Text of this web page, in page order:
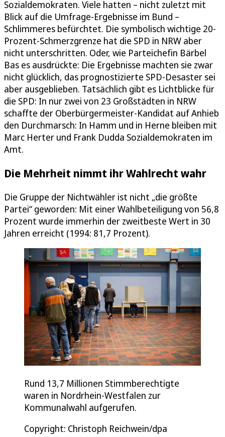
Sozialdemokraten. Viele hatten – nicht zuletzt mit
Blick auf die Umfrage-Ergebnisse im Bund –
Schlimmeres befürchtet. Die symbolisch wichtige 20-
Prozent-Schmerzgrenze hat die SPD in NRW aber
nicht unterschritten. Oder, wie Parteichefin Bärbel
Bas es ausdrückte: Die Ergebnisse machten sie zwar
nicht glücklich, das prognostizierte SPD-Desaster sei
aber ausgeblieben. Tatsächlich gibt es Lichtblicke für
die SPD: In nur zwei von 23 Großstädten in NRW
schaffte der Oberbürgermeister-Kandidat auf Anhieb
den Durchmarsch: In Hamm und in Herne bleiben mit
Marc Herter und Frank Dudda Sozialdemokraten im
Amt.
Die Mehrheit nimmt ihr Wahlrecht wahr
Die Gruppe der Nichtwähler ist nicht „die größte
Partei“ geworden: Mit einer Wahlbeteiligung von 56,8
Prozent wurde immerhin der zweitbeste Wert in 30
Jahren erreicht (1994: 81,7 Prozent).
Rund 13,7 Millionen Stimmberechtigte
waren in Nordrhein-Westfalen zur
Kommunalwahl aufgerufen.
Copyright: Christoph Reichwein/dpa